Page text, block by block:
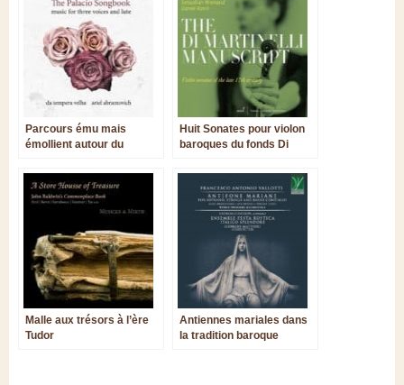
Parcours ému mais
émollient autour du
Huit Sonates pour violon
baroques du fonds Di
pointe sèche
Malle aux trésors à l’ère
Tudor
Antiennes mariales dans
la tradition baroque